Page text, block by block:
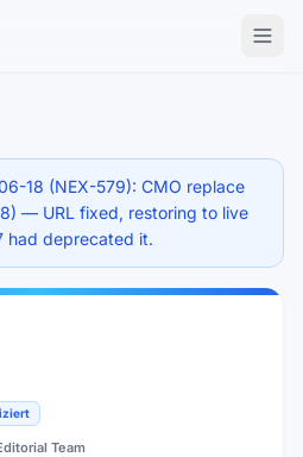
the Best AI Tools
18 (NEX-579): CMO replace
— URL fixed, restoring to live
had deprecated it.
Team